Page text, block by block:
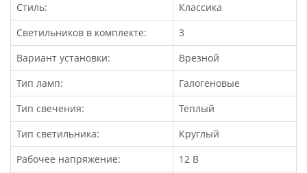
Стиль:
Классика
Светильников в комплекте:
3
Вариант установки:
Врезной
Тип ламп:
Галогеновые
Тип свечения:
Теплый
Тип светильника:
Круглый
Рабочее напряжение:
12 В